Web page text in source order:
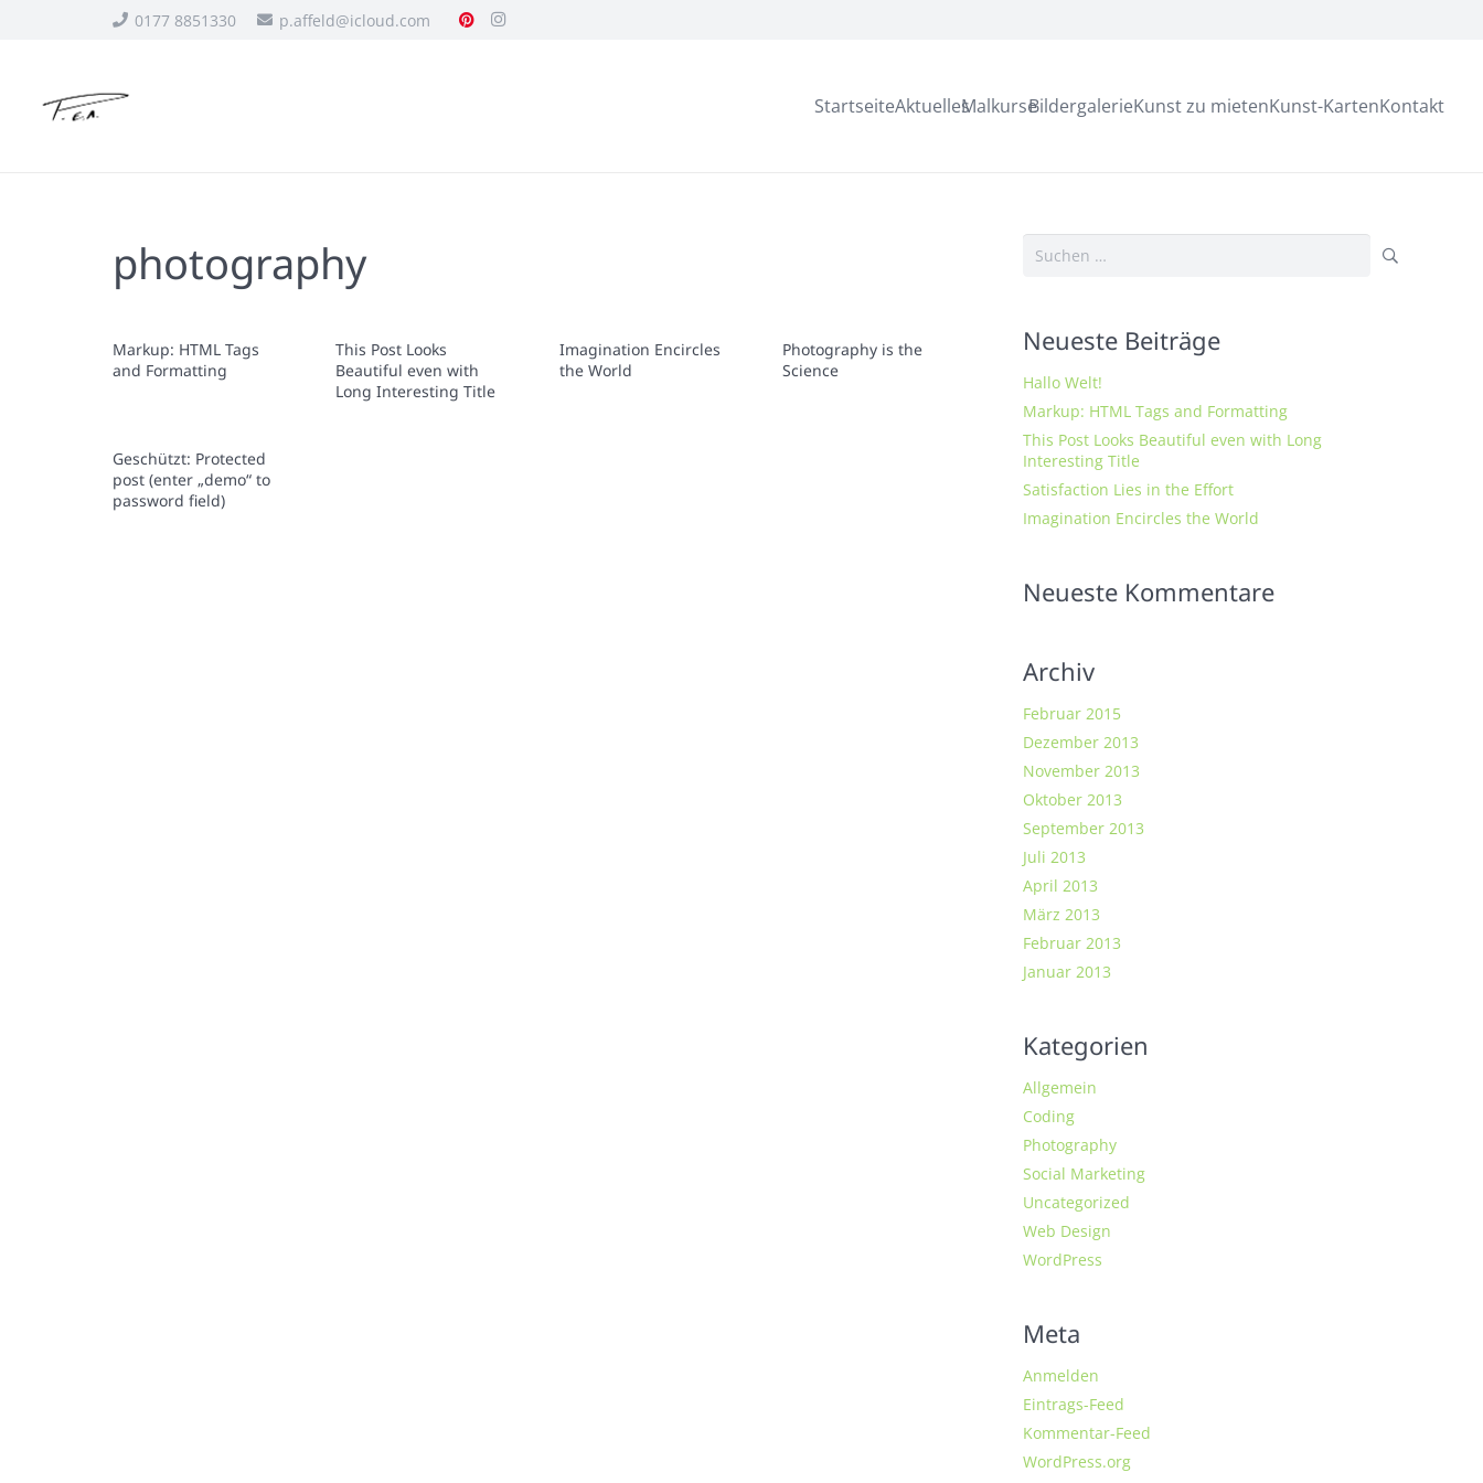
0177 8851330 p.affeld@icloud.com
StartseiteAktuellesMalkurseBildergalerieKunst zu mietenKunst-KartenKontakt
photography
Markup: HTML Tags
and Formatting
This Post Looks
Beautiful even with
Long Interesting Title
Imagination Encircles
the World
Photography is the
Science
Geschützt: Protected
post (enter „demo“ to
password field)
Suchen
Neueste Beiträge
Hallo Welt!
Markup: HTML Tags and Formatting
This Post Looks Beautiful even with Long
Interesting Title
Satisfaction Lies in the Effort
Imagination Encircles the World
Neueste Kommentare
Archiv
Februar 2015
Dezember 2013
November 2013
Oktober 2013
September 2013
Juli 2013
April 2013
März 2013
Februar 2013
Januar 2013
Kategorien
Allgemein
Coding
Photography
Social Marketing
Uncategorized
Web Design
WordPress
Meta
Anmelden
Eintrags-Feed
Kommentar-Feed
WordPress.org